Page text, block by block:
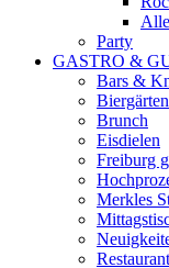
Party
GASTRO &
Bars &
Biergärten
Brunch
Eisdielen
Freiburg
Merkles